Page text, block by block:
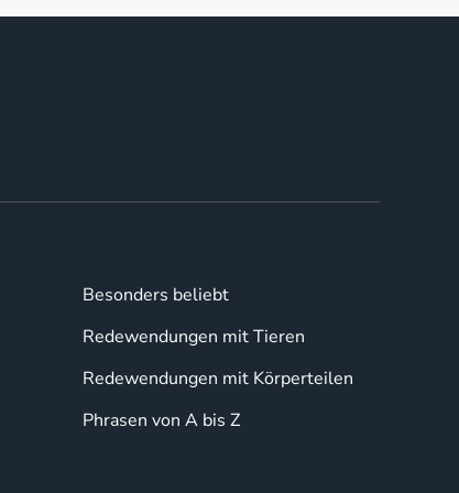
Besonders beliebt
Redewendungen mit Tieren
Redewendungen mit Körperteilen
Phrasen von A bis Z